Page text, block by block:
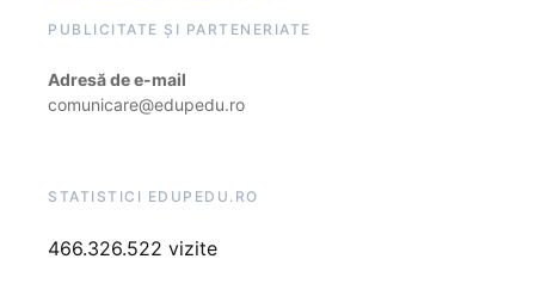
PUBLICITATE ȘI PARTENERIATE
Adresă de e-mail
comunicare@edupedu.ro
STATISTICI EDUPEDU.RO
466.326.522 vizite